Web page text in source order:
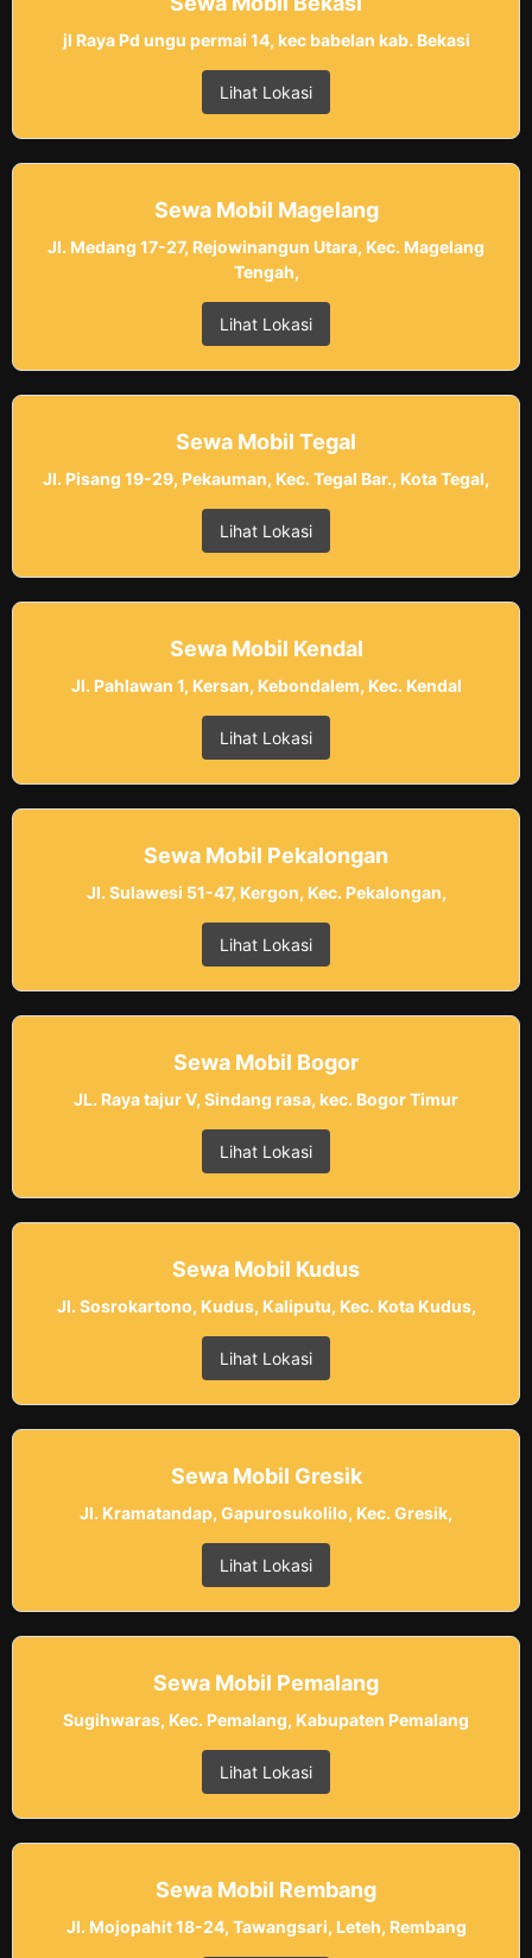
jl Raya Pd ungu permai 14, kec babelan kab. Bekasi
Lihat Lokasi
Sewa Mobil Magelang
Jl. Medang 17-27, Rejowinangun Utara, Kec. Magelang
Tengah,
Lihat Lokasi
Sewa Mobil Tegal
Jl. Pisang 19-29, Pekauman, Kec. Tegal Bar., Kota Tegal,
Lihat Lokasi
Sewa Mobil Kendal
Jl. Pahlawan 1, Kersan, Kebondalem, Kec. Kendal
Lihat Lokasi
Sewa Mobil Pekalongan
Jl. Sulawesi 51-47, Kergon, Kec. Pekalongan,
Lihat Lokasi
Sewa Mobil Bogor
JL. Raya tajur V, Sindang rasa, kec. Bogor Timur
Lihat Lokasi
Sewa Mobil Kudus
Jl. Sosrokartono, Kudus, Kaliputu, Kec. Kota Kudus,
Lihat Lokasi
Sewa Mobil Gresik
Jl. Kramatandap, Gapurosukolilo, Kec. Gresik,
Lihat Lokasi
Sewa Mobil Pemalang
Sugihwaras, Kec. Pemalang, Kabupaten Pemalang
Lihat Lokasi
Sewa Mobil Rembang
Jl. Mojopahit 18-24, Tawangsari, Leteh, Rembang